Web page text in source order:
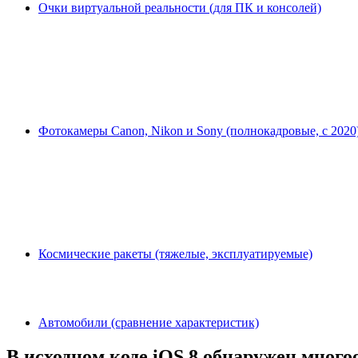
Очки виртуальной реальности (для ПК и консолей)
Фотокамеры Canon, Nikon и Sony (полнокадровые, с
Космические ракеты (тяжелые, эксплуатируемые)
Автомобили (сравнение характеристик)